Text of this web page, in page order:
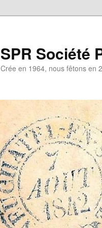
SPR Société
Crée en 1964, nous fêtons en